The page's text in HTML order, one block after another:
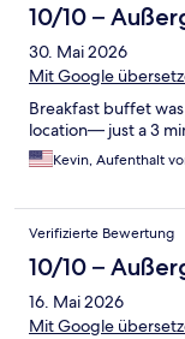
10/10 –
30. Mai 2026
Mit Google
Breakfast buffet
location— just a 3
Kevin, Aufenthalt
Verifizierte Bewertung
10/10 –
16. Mai 2026
Mit Google